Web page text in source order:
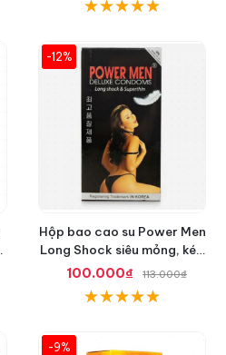
-12%
Hộp bao cao su Power Men
Long Shock siêu mỏng, kéo
dài quan hệ thoải mái
100.000₫ 113.000₫
-9%